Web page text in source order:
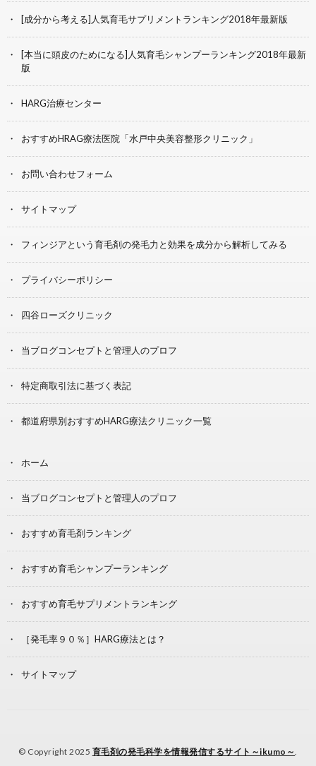
[成分から考える]人気育毛サプリメントランキング2018年最新版
[本当に頭皮のためになる]人気育毛シャンプーランキング2018年最新
版
HARG治療センター
おすすめHRAG療法医院「水戸中央美容整形クリニック」
お問い合わせフォーム
サイトマップ
フィンジアという育毛剤の発毛力と効果を成分から解析してみる
プライバシーポリシー
四谷ローズクリニック
当ブログコンセプトと管理人のプロフ
特定商取引法に基づく表記
都道府県別おすすめHARG療法クリニック一覧
ホーム
当ブログコンセプトと管理人のプロフ
おすすめ育毛剤ランキング
おすすめ育毛シャンプーランキング
おすすめ育毛サプリメントランキング
［発毛率９０％］HARG療法とは？
サイトマップ
© Copyright 2025 育毛剤の発毛科学を情報発信するサイト～ikumo～.